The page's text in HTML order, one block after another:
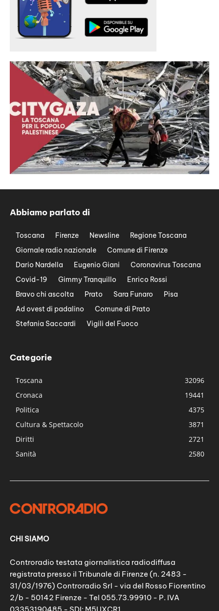
Abbiamo parlato di
Toscana Firenze Newsline
Regione Toscana
Giornale radio nazionale
Comune di Firenze
Dario Nardella
Eugenio Giani
Coronavirus Toscana
Covid-19
Gimmy Tranquillo
Enrico Rossi
Bravo chi ascolta
Prato Sara Funaro
Pisa
Ad ovest di padalino
Comune di Prato
Stefania Saccardi
Vigili del Fuoco
Categorie
Toscana
32096
Cronaca
19441
Politica
4375
Cultura & Spettacolo
3871
Diritti
2721
Sanità
2580
CHI SIAMO
Controradio testata giornalistica radiodiffusa
registrata presso il Tribunale di Firenze (n. 2483 -
31/03/1976) Controradio Srl - via del Rosso Fiorentino
2/b - 50142 Firenze - Tel 055.73.99910 - P. IVA